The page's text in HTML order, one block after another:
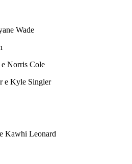
Wade
Norris Cole
e Kyle Singler
Kawhi Leonard